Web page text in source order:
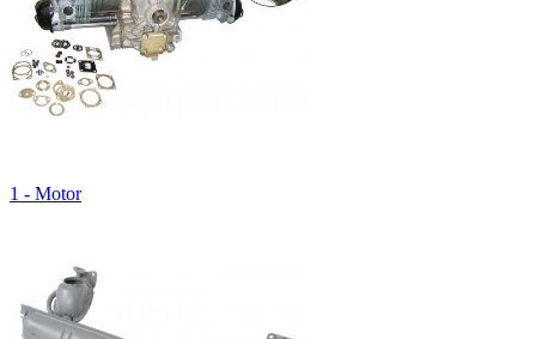
1 - Motor